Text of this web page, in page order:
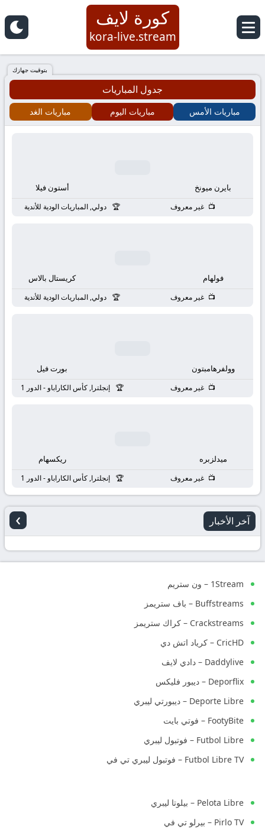
كورة
لايف
|
koora
مباريات
مباشر
live
كورة لايف
kora-live.stream
بتوقيت جهازك
جدول المباريات
مباريات الأمس مباريات اليوم مباريات الغد
بايرن ميونخ أستون فيلا
غير معروف دولي, المباريات الودية للأندية
فولهام كريستال بالاس
غير معروف دولي, المباريات الودية للأندية
وولفرهامبتون بورت فيل
غير معروف إنجلترا, كأس الكاراباو - الدور 1
ميدلزبره ريكسهام
غير معروف إنجلترا, كأس الكاراباو - الدور 1
آخر الأخبار ›
1Stream – ون ستريم
Buffstreams – باف ستريمز
Crackstreams – كراك ستريمز
CricHD – كرياد اتش دي
Daddylive – دادي لايف
Deporflix – ديبور فليكس
Deporte Libre – ديبورتي ليبري
FootyBite – فوتي بايت
Futbol Libre – فوتبول ليبري
Futbol Libre TV – فوتبول ليبري تي في
Pelota Libre – بيلوتا ليبري
Pirlo TV – بيرلو تي في